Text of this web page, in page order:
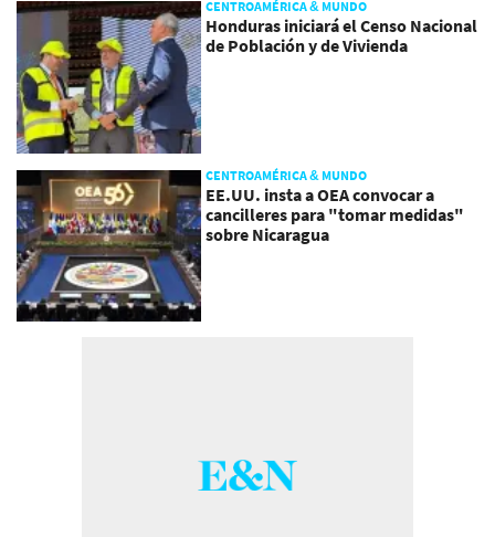
CENTROAMÉRICA & MUNDO
Honduras iniciará el Censo Nacional
de Población y de Vivienda
CENTROAMÉRICA & MUNDO
EE.UU. insta a OEA convocar a
cancilleres para "tomar medidas"
sobre Nicaragua